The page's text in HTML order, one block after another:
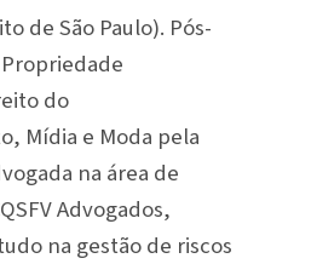
de São Paulo). Pós-
do
Mídia e Moda pela
na área de
Advogados,
na gestão de riscos